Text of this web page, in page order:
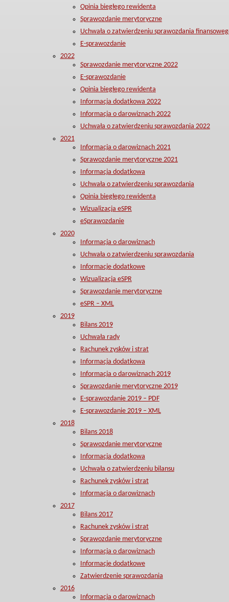
Opinia biegłego rewidenta
Sprawozdanie merytoryczne
Uchwała o zatwierdzeniu sprawozdania
E-sprawozdanie
2022
Sprawozdanie merytoryczne 2022
E-sprawozdanie
Opinia biegłego rewidenta
Informacja dodatkowa 2022
Informacja o darowiznach 2022
Uchwała o zatwierdzeniu sprawozdania 2022
2021
Informacja o darowiznach 2021
Sprawozdanie merytoryczne 2021
Informacja dodatkowa
Uchwała o zatwierdzeniu sprawozdania
Opinia biegłego rewidenta
Wizualizacja eSPR
eSprawozdanie
2020
Informacja o darowiznach
Uchwała o zatwierdzeniu sprawozdania
Informacje dodatkowe
Wizualizacja eSPR
Sprawozdanie merytoryczne
eSPR – XML
2019
Bilans 2019
Uchwała rady
Rachunek zysków i strat
Informacja dodatkowa
Informacja o darowiznach 2019
Sprawozdanie merytoryczne 2019
E-sprawozdanie 2019 – PDF
E-sprawozdanie 2019 – XML
2018
Bilans 2018
Sprawozdanie merytoryczne
Informacja dodatkowa
Uchwała o zatwierdzeniu bilansu
Rachunek zysków i strat
Informacja o darowiznach
2017
Bilans 2017
Rachunek zysków i strat
Sprawozdanie merytoryczne
Informacja o darowiznach
Informacje dodatkowe
Zatwierdzenie sprawozdania
2016
Informacja o darowiznach